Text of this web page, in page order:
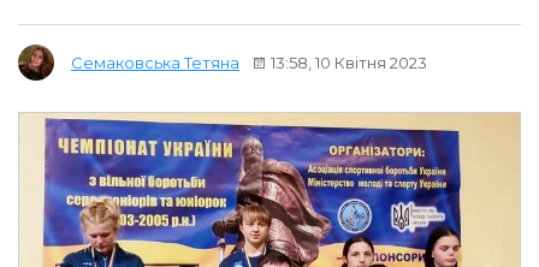
Семаковська Тетяна 13:58, 10 Квітня 2023